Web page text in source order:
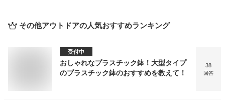
その他アウトドアの人気おすすめランキング
受付中
おしゃれなプラスチック鉢！大型タイプ
のプラスチック鉢のおすすめを教えて！
38
回答